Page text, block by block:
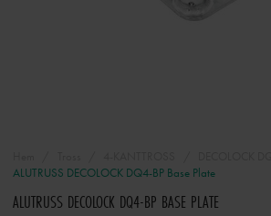
ALUTRUSS DECOLOCK DQ4-BP Base Plate
ALUTRUSS DECOLOCK DQ4-BP BASE PLATE